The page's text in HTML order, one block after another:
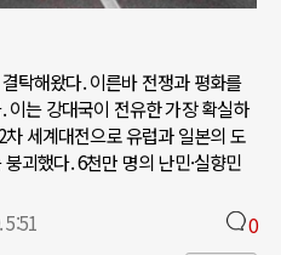
탁해왔다. 이른바 전쟁과 평화를
이는 강대국이 전유한 가장 확실하
세계대전으로 유럽과 일본의 도
괴했다. 6천만 명의 난민·실향민
5:51 0